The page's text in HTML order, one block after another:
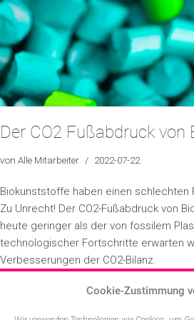
Cookie-Zustimmung
Der CO2 Fußabdruck
von Alle Mitarbeiter 2022-07-22
Biokunststoffe haben einen schlechten
Zu Unrecht! Der CO2-Fußabdruck von
heute geringer als der von fossilem
technologischer Fortschritte erwarten
Verbesserungen der CO2-Bilanz.